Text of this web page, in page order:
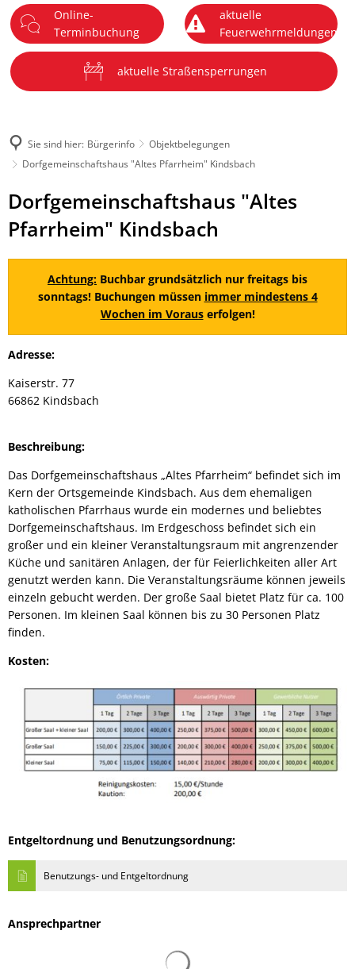
Menü
Online-
Terminbuchung
aktuelle
Feuerwehrmeldungen
aktuelle Straßensperrungen
Sie sind hier: Bürgerinfo
Objektbelegungen
Dorfgemeinschaftshaus "Altes Pfarrheim" Kindsbach
Dorfgemeinschaftshaus
"Altes
Pfarrheim"
Kindsbach
Dorfgemeinschaftshaus "Altes
Pfarrheim" Kindsbach
Achtung: Buchbar grundsätzlich nur freitags bis
sonntags! Buchungen müssen immer mindestens 4
Wochen im Vorauserfolgen!
Adresse:
Kaiserstr. 77
66862 Kindsbach
Beschreibung:
Das Dorfgemeinschaftshaus „Altes Pfarrheim“ befindet sich im
Kern der Ortsgemeinde Kindsbach. Aus dem ehemaligen
katholischen Pfarrhaus wurde ein modernes und beliebtes
Dorfgemeinschaftshaus. Im Erdgeschoss befindet sich ein
großer und ein kleiner Veranstaltungsraum mit angrenzender
Küche und sanitären Anlagen, der für Feierlichkeiten aller Art
genutzt werden kann. Die Veranstaltungsräume können jeweils
einzeln gebucht werden. Der große Saal bietet Platz für ca. 100
Personen. Im kleinen Saal können bis zu 30 Personen Platz
finden.
Kosten:
Entgeltordnung und Benutzungsordnung:
Benutzungs- und Entgeltordnung
Ansprechpartner